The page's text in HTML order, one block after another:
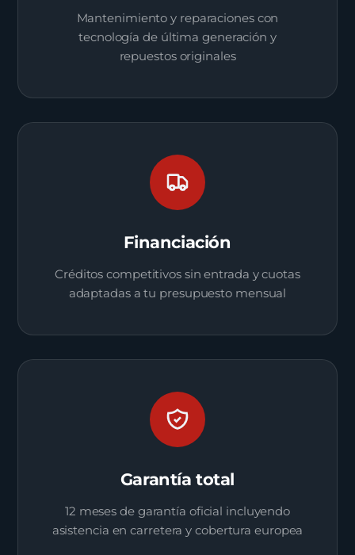
Mantenimiento y reparaciones con
tecnología de última generación y
repuestos originales
Financiación
Créditos competitivos sin entrada y cuotas
adaptadas a tu presupuesto mensual
Garantía total
12 meses de garantía oficial incluyendo
asistencia en carretera y cobertura europea